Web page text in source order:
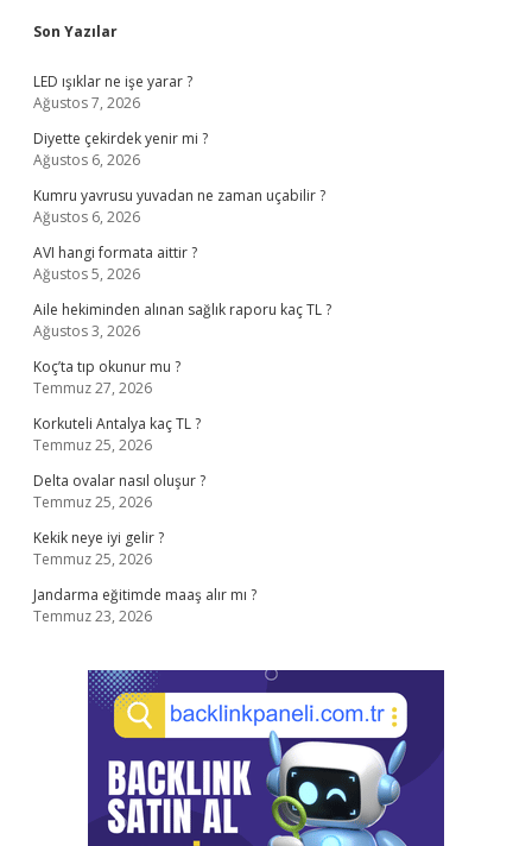
Sidebar
Son Yazılar
LED ışıklar ne işe yarar ?
Ağustos 7, 2026
Diyette çekirdek yenir mi ?
Ağustos 6, 2026
Kumru yavrusu yuvadan ne zaman uçabilir ?
Ağustos 6, 2026
AVI hangi formata aittir ?
Ağustos 5, 2026
Aile hekiminden alınan sağlık raporu kaç TL ?
Ağustos 3, 2026
Koç’ta tıp okunur mu ?
Temmuz 27, 2026
Korkuteli Antalya kaç TL ?
Temmuz 25, 2026
Delta ovalar nasıl oluşur ?
Temmuz 25, 2026
Kekik neye iyi gelir ?
Temmuz 25, 2026
Jandarma eğitimde maaş alır mı ?
Temmuz 23, 2026